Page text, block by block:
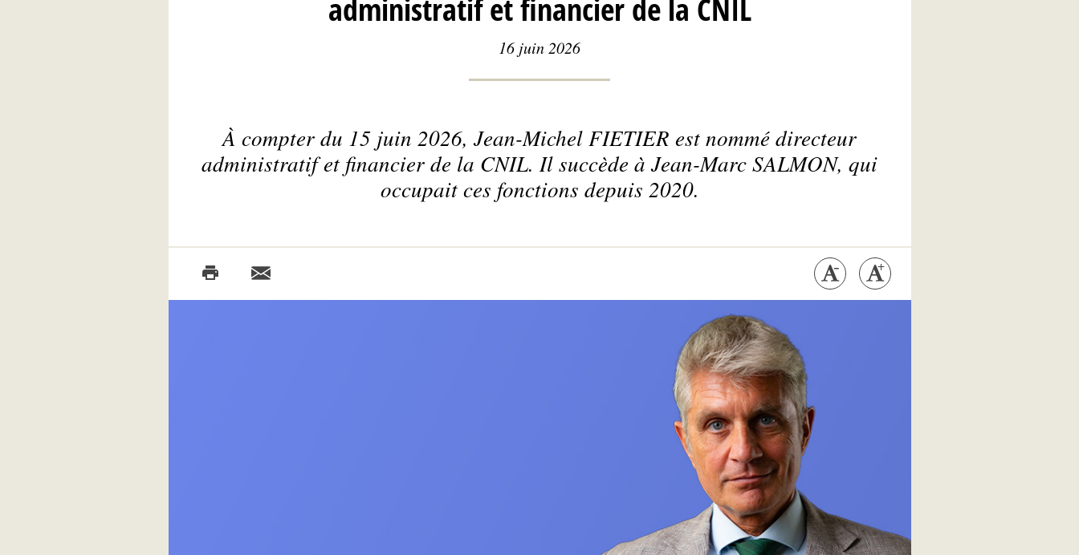
administratif et financier de la CNIL
16 juin 2026
À compter du 15 juin 2026, Jean-Michel FIETIER est nommé directeur
administratif et financier de la CNIL. Il succède à Jean-Marc SALMON, qui
occupait ces fonctions depuis 2020.